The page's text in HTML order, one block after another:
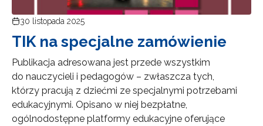
30 listopada 2025
TIK na specjalne zamówienie
Publikacja adresowana jest przede wszystkim
do nauczycieli i pedagogów – zwłaszcza tych,
którzy pracują z dziećmi ze specjalnymi potrzebami
edukacyjnymi. Opisano w niej bezpłatne,
ogólnodostępne platformy edukacyjne oferujące